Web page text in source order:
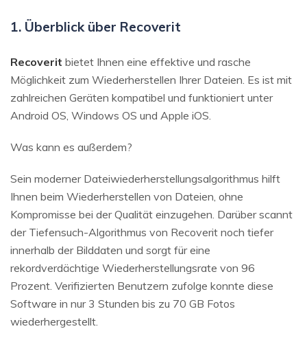
1. Überblick über Recoverit
Recoverit bietet Ihnen eine effektive und rasche
Möglichkeit zum Wiederherstellen Ihrer Dateien. Es ist mit
zahlreichen Geräten kompatibel und funktioniert unter
Android OS, Windows OS und Apple iOS.
Was kann es außerdem?
Sein moderner Dateiwiederherstellungsalgorithmus hilft
Ihnen beim Wiederherstellen von Dateien, ohne
Kompromisse bei der Qualität einzugehen. Darüber scannt
der Tiefensuch-Algorithmus von Recoverit noch tiefer
innerhalb der Bilddaten und sorgt für eine
rekordverdächtige Wiederherstellungsrate von 96
Prozent. Verifizierten Benutzern zufolge konnte diese
Software in nur 3 Stunden bis zu 70 GB Fotos
wiederhergestellt.